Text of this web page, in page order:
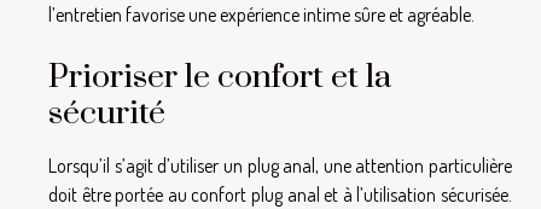
l’entretien favorise une expérience intime sûre et agréable.
Prioriser le confort et la
sécurité
Lorsqu’il s’agit d’utiliser un plug anal, une attention particulière
doit être portée au confort plug anal et à l’utilisation sécurisée.